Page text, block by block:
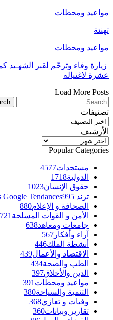
مواعيد ومحطات
تهنئة
مواعيد ومحطات
زيارة وفاء وترحّم لقبر
عشرة لاغتياله
Load More Posts
تصنيفات
تصنيفات
الأرشيف
الأرشيف
Popular Categories
مستجدات4577
الدولية1718
حقوق الإنسان1023
ترند Trends Google Tendances 995
الصحافة و الإعلام880
الأمن و القوات المسلحة721
جامعات ومعاهد638
آراء وأفكار 567
أنشطة الملك446
الاقتصاد والأعمال439
الطب والصحة434
الدين والأخلاق397
مواعيد ومحطات391
التنمية والسياحة380
وفيات و تعازي368
تقارير وبيانات360